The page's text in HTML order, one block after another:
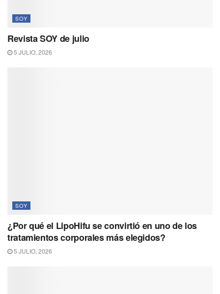
SOY
Revista SOY de julio
5 JULIO, 2026
SOY
¿Por qué el LipoHifu se convirtió en uno de los
tratamientos corporales más elegidos?
5 JULIO, 2026